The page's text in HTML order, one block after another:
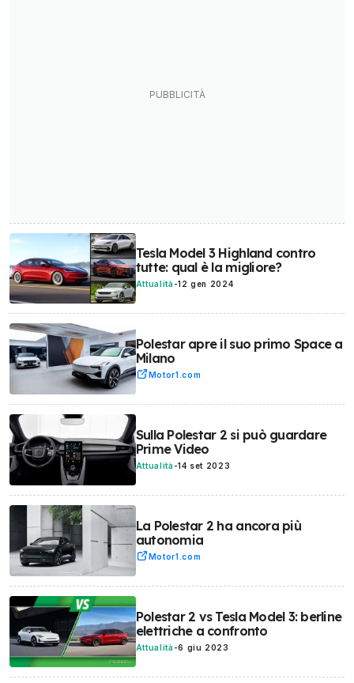
Tesla Model 3 Highland contro
tutte: qual è la migliore?
Attualità -12 gen 2024
Polestar apre il suo primo Space a
Milano
Motor1.com
Sulla Polestar 2 si può guardare
Prime Video
Attualità -14 set 2023
La Polestar 2 ha ancora più
autonomia
Motor1.com
Polestar 2 vs Tesla Model 3: berline
elettriche a confronto
Attualità -6 giu 2023